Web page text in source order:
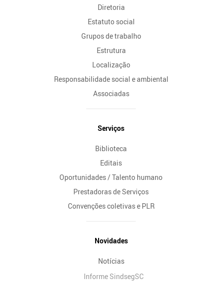
Diretoria
Estatuto social
Grupos de trabalho
Estrutura
Localização
Responsabilidade social e ambiental
Associadas
Serviços
Biblioteca
Editais
Oportunidades / Talento humano
Prestadoras de Serviços
Convenções coletivas e PLR
Novidades
Notícias
Informe SindsegSC